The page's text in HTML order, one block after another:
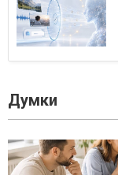
Думки